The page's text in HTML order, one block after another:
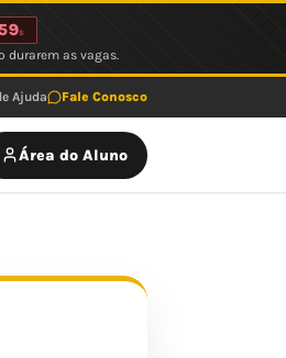
s
durarem as vagas.
Ajuda Fale Conosco
Área do Aluno